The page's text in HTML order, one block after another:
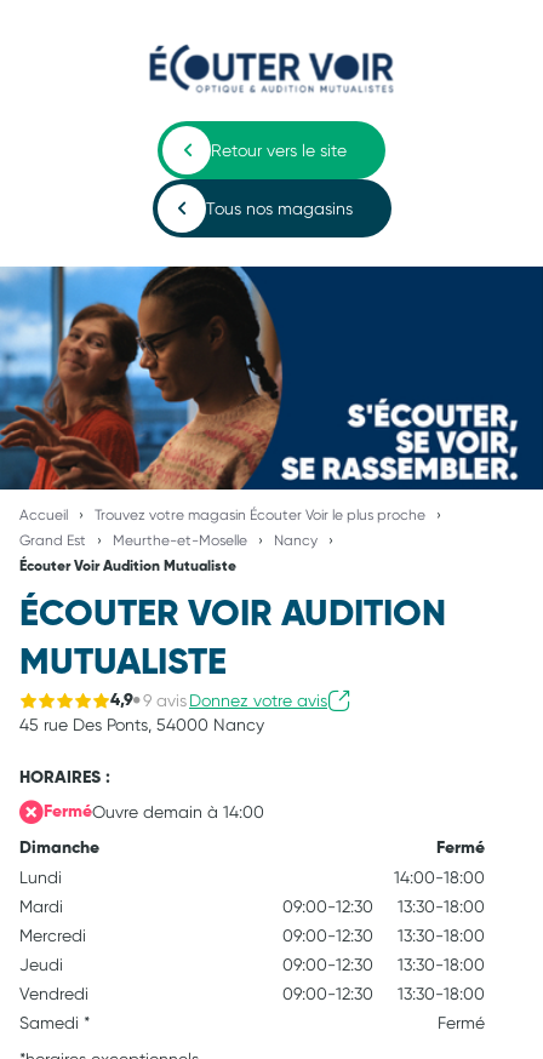
Retour vers le site
Tous nos magasins
Accueil
Trouvez votre magasin Écouter Voir le plus proche
Grand Est
Meurthe-et-Moselle Nancy
Écouter Voir Audition Mutualiste
ÉCOUTER VOIR AUDITION
MUTUALISTE
4,9 9 avisDonnez votre avis
45 rue Des Ponts, 54000 Nancy
HORAIRES :
FerméOuvre demain à 14:00
Dimanche Fermé
Lundi
14:00-18:00
Mardi
09:00-12:30
13:30-18:00
Mercredi
09:00-12:30
13:30-18:00
Jeudi
09:00-12:30
13:30-18:00
Vendredi
09:00-12:30
13:30-18:00
Samedi *
Fermé